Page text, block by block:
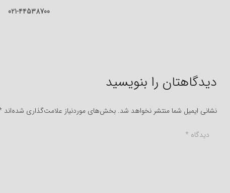
021-44538700
دیدگاهتان را بنویسید
نشانی ایمیل شما منتشر نخواهد شد. بخش‌های موردنیاز علامت‌گذاری شده‌اند